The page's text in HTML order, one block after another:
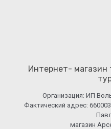
Интернет- магазин
Организация: ИП
Фактический адрес:
магазин